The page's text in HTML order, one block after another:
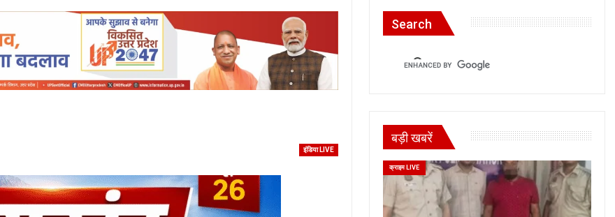
इंडिया LIVE
Search
बड़ी खबरें
क्राइम LIVE